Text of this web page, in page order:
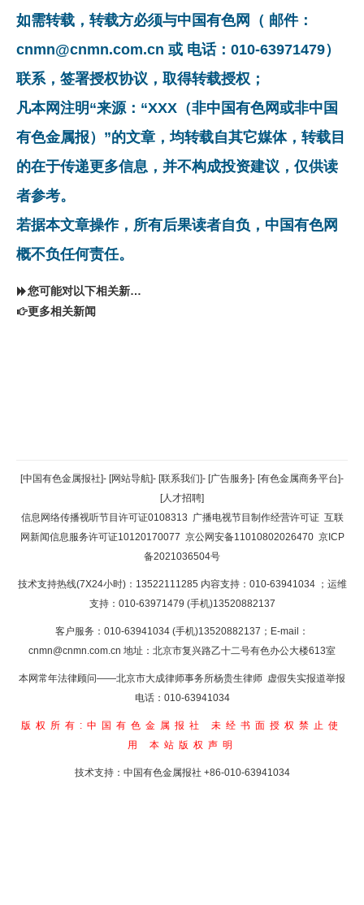
如需转载，转载方必须与中国有色网（ 邮件：
cnmn@cnmn.com.cn 或 电话：010-63971479）
联系，签署授权协议，取得转载授权；
凡本网注明“来源：“XXX（非中国有色网或非中国
有色金属报）”的文章，均转载自其它媒体，转载目
的在于传递更多信息，并不构成投资建议，仅供读
者参考。
若据本文章操作，所有后果读者自负，中国有色网
概不负任何责任。
您可能对以下相关新闻同样感兴趣
更多相关新闻
返回顶部
返回首页
[中国有色金属报社]- [网站导航]- [联系我们]- [广告服务]- [有色金属商务平台]-
[人才招聘]
信息网络传播视听节目许可证0108313 广播电视节目制作经营许可证 互联
网新闻信息服务许可证10120170077 京公网安备11010802026470 京ICP
备2021036504号
技术支持热线(7X24小时)：13522111285 内容支持：010-63941034 ；运维
支持：010-63971479 (手机)13520882137
客户服务：010-63941034 (手机)13520882137；E-mail：
cnmn@cnmn.com.cn 地址：北京市复兴路乙十二号有色办公大楼613室
本网常年法律顾问——北京市大成律师事务所杨贵生律师 虚假失实报道举报
电话：010-63941034
版权所有:中国有色金属报社
未经书面授权禁止使
用 本站版权声明
技术支持：中国有色金属报社 +86-010-63941034